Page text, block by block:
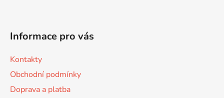
Informace pro vás
Kontakty
Obchodní podmínky
Doprava a platba